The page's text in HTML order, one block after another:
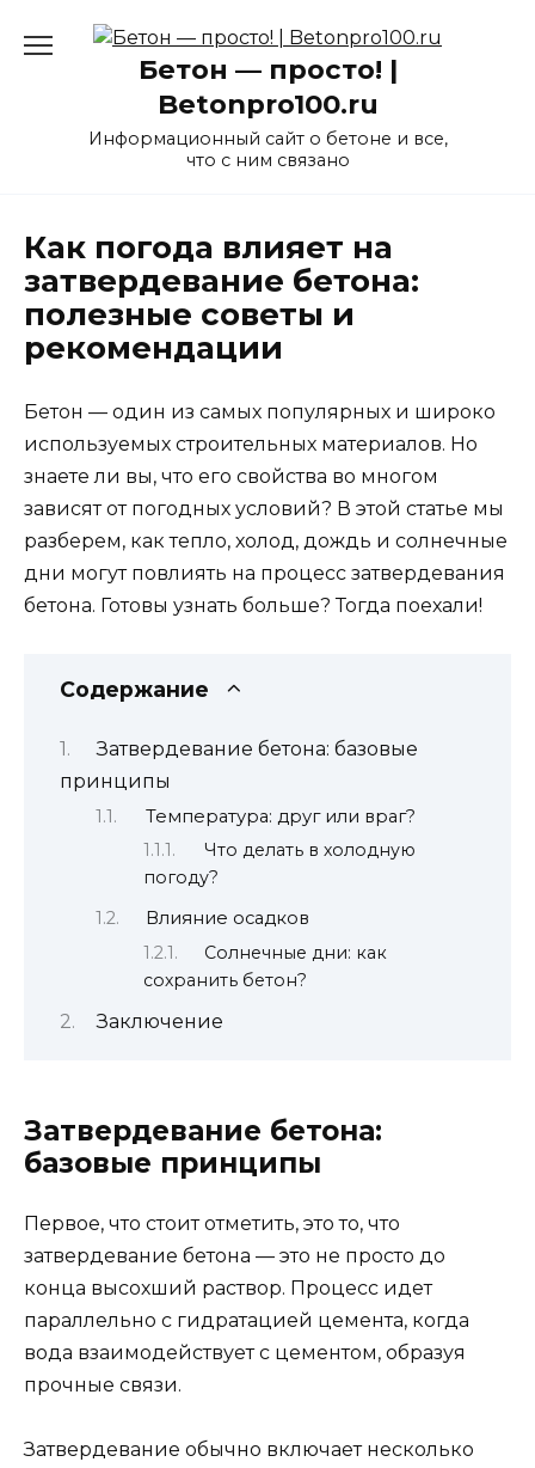
Бетон — просто! |
Betonpro100.ru
Информационный сайт о бетоне и все,
что с ним связано
Как погода влияет на
затвердевание бетона:
полезные советы и
рекомендации
Бетон — один из самых популярных и широко
используемых строительных материалов. Но
знаете ли вы, что его свойства во многом
зависят от погодных условий? В этой статье мы
разберем, как тепло, холод, дождь и солнечные
дни могут повлиять на процесс затвердевания
бетона. Готовы узнать больше? Тогда поехали!
Содержание
Затвердевание бетона: базовые
принципы
Температура: друг или враг?
Что делать в холодную
погоду?
Влияние осадков
Солнечные дни: как
сохранить бетон?
Заключение
Затвердевание бетона:
базовые принципы
Первое, что стоит отметить, это то, что
затвердевание бетона — это не просто до
конца высохший раствор. Процесс идет
параллельно с гидратацией цемента, когда
вода взаимодействует с цементом, образуя
прочные связи.
Затвердевание обычно включает несколько